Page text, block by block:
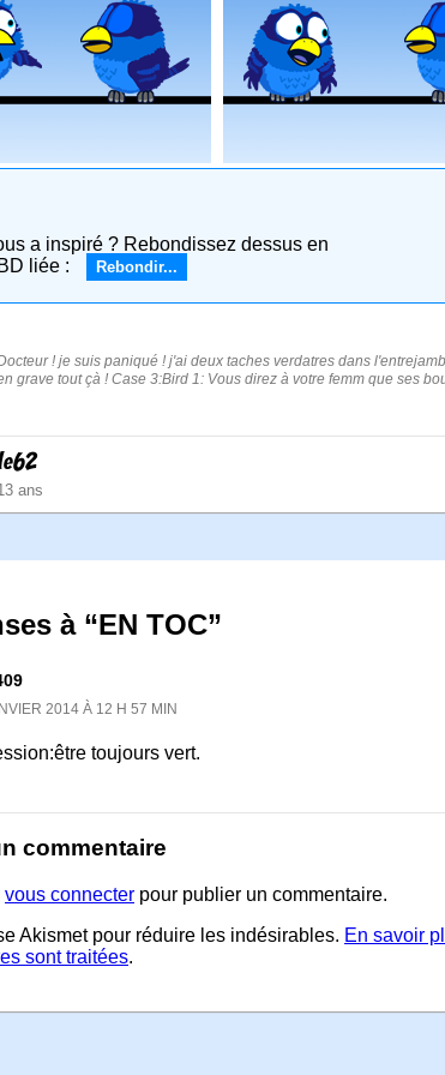
a inspiré ? Rebondissez dessus en
liée :
Rebondir...
! je suis paniqué ! j'ai deux taches verdatres dans
grave tout çà ! Case 3:Bird 1: Vous direz à votre femm que ses
ans
à “EN TOC”
2014 À 12 H 57 MIN
toujours vert.
commentaire
vous connecter pour publier un commentaire.
Akismet pour réduire les indésirables. En savoir
sont traitées.